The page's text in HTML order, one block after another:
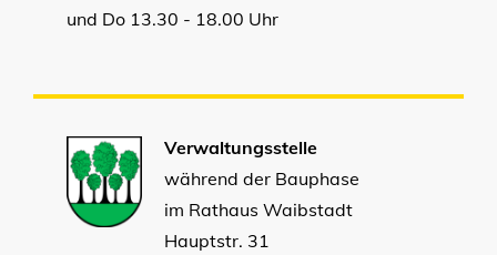
und Do 13.30 - 18.00 Uhr
Verwaltungsstelle
während der Bauphase
im Rathaus Waibstadt
Hauptstr. 31